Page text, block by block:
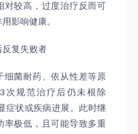
对较高，过度治疗反而可
影响健康。
反复失败者
细菌耐药、依从性差等原
次规范治疗后仍未根除
症状或疾病进展。此时继
率极低，且可能导致多重